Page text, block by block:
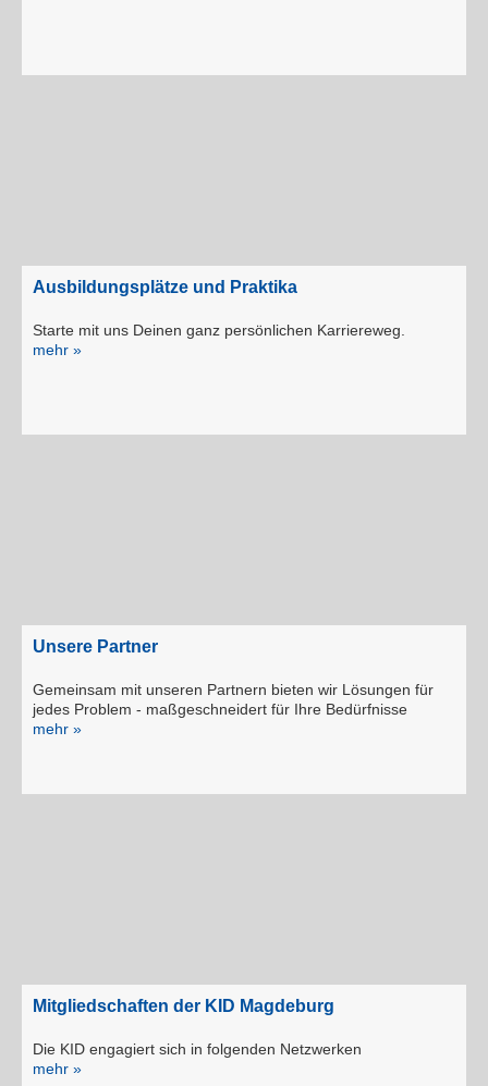
Ausbildungsplätze und Praktika
Starte mit uns Deinen ganz persönlichen Karriereweg.
mehr »
Unsere Partner
Gemeinsam mit unseren Partnern bie­ten wir Lösungen für
jedes Problem - maßgeschneidert für Ihre Bedürfnisse
mehr »
Mitgliedschaften der KID Magdeburg
Die KID engagiert sich in folgenden Netzwerken
mehr »